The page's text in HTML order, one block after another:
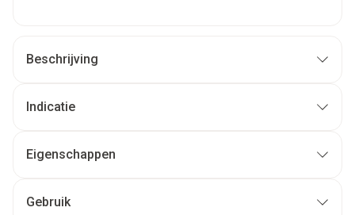
Beschrijving
Indicatie
Eigenschappen
Gebruik